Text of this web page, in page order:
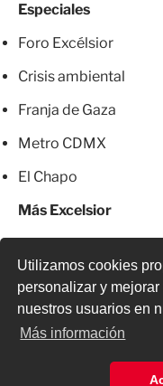
Utilizamos cookies
personalizar y
nuestros usuarios en
Más información
Especiales
Foro Excélsior
Crisis ambiental
Franja de Gaza
Metro CDMX
El Chapo
Más Excelsior
© 2026 Todos los
o parcial,